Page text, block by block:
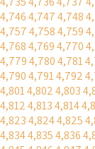
4,7464,7474,748
4,7574,7584,759
4,7684,7694,770
4,7794,7804,781
4,7904,7914,792
4,8014,8024,803
4,8124,8134,814
4,8234,8244,825
4,8344,8354,836